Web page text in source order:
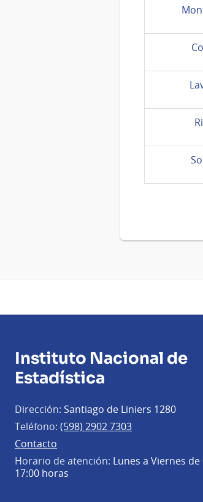
Instituto Nacional de
Estadística
Dirección: Santiago de Liniers 1280
Teléfono: (598) 2902 7303
Contacto
Horario de atención: Lunes a Viernes de
17:00 horas